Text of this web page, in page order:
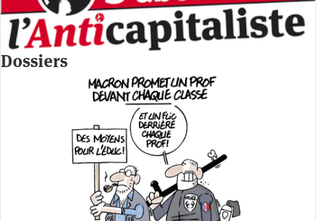
Dossiers